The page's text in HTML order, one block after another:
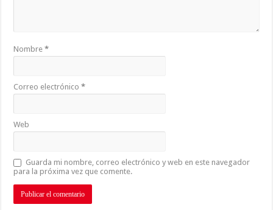
Nombre*
Correo electrónico*
Web
Guarda mi nombre, correo electrónico y web en este navegador
para la próxima vez que comente.